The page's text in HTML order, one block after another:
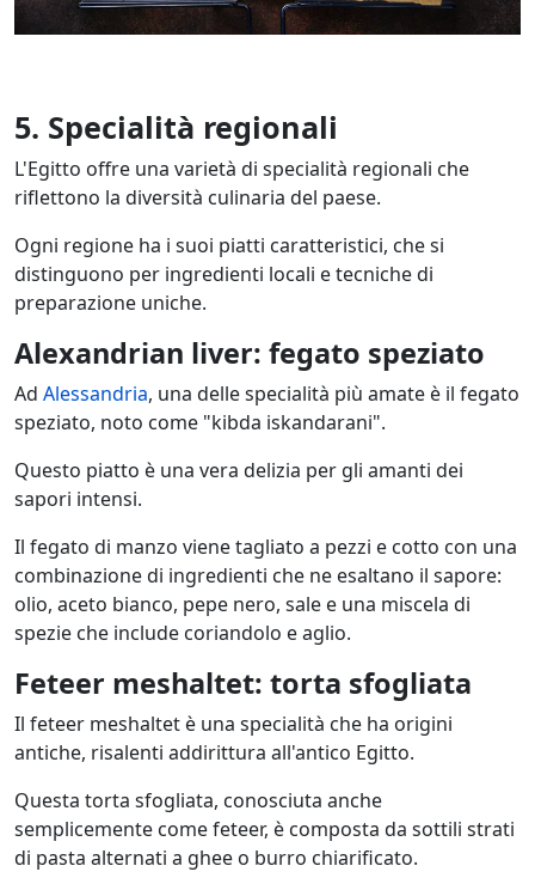
5. Specialità regionali
L'Egitto offre una varietà di specialità regionali che
riflettono la diversità culinaria del paese.
Ogni regione ha i suoi piatti caratteristici, che si
distinguono per ingredienti locali e tecniche di
preparazione uniche.
Alexandrian liver: fegato speziato
Ad Alessandria, una delle specialità più amate è il fegato
speziato, noto come "kibda iskandarani".
Questo piatto è una vera delizia per gli amanti dei
sapori intensi.
Il fegato di manzo viene tagliato a pezzi e cotto con una
combinazione di ingredienti che ne esaltano il sapore:
olio, aceto bianco, pepe nero, sale e una miscela di
spezie che include coriandolo e aglio.
Feteer meshaltet: torta sfogliata
Il feteer meshaltet è una specialità che ha origini
antiche, risalenti addirittura all'antico Egitto.
Questa torta sfogliata, conosciuta anche
semplicemente come feteer, è composta da sottili strati
di pasta alternati a ghee o burro chiarificato.